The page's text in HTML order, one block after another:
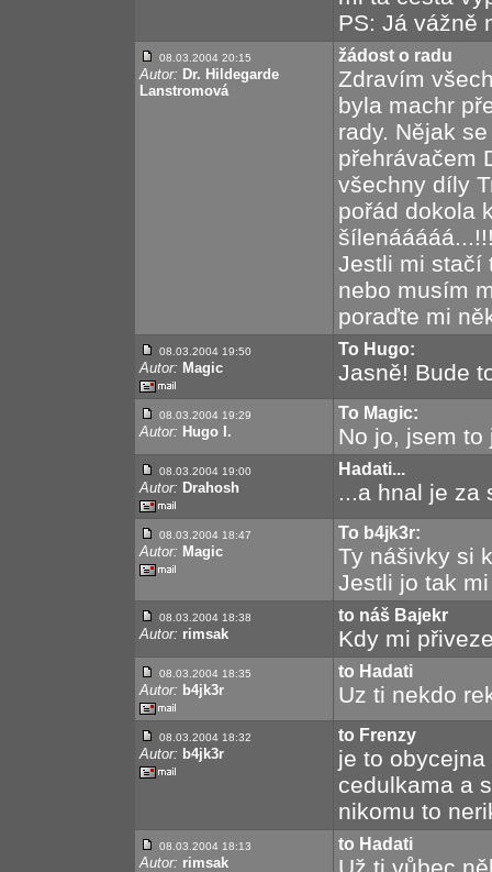
PS: Já vážně
08.03.2004 20:15
Autor: Dr. Hildegarde
Lanstromová
žádost o radu
Zdravím
byla machr
rady. Nějak
přehrávačem
všechny díly
pořád dokola
Jestli mi stačí
nebo musím
poraďte mi
08.03.2004 19:50
Autor: Magic
To Hugo:
Jasně! Bude
08.03.2004 19:29
Autor: Hugo I.
To Magic:
No jo, jsem
08.03.2004 19:00
Autor: Drahosh
Hadati...
...a hnal je za
08.03.2004 18:47
Autor: Magic
To b4jk3r:
Ty nášivky si
Jestli jo tak
08.03.2004 18:38
Autor: rimsak
to náš Bajekr
Kdy mi
08.03.2004 18:35
Autor: b4jk3r
to Hadati
Uz ti nekdo
08.03.2004 18:32
Autor: b4jk3r
to Frenzy
je to
cedulkama a
nikomu to
08.03.2004 18:13
Autor: rimsak
to Hadati